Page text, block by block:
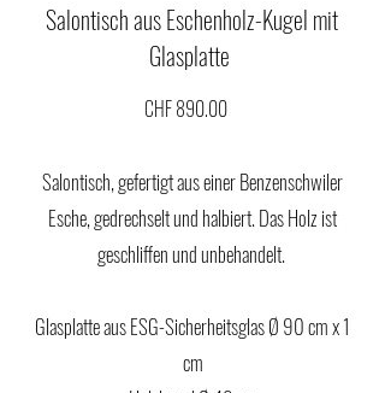
Salontisch aus Eschenholz-Kugel mit
Glasplatte
CHF 890.00
Salontisch, gefertigt aus einer Benzenschwiler
Esche, gedrechselt und halbiert. Das Holz ist
geschliffen und unbehandelt.
Glasplatte aus ESG-Sicherheitsglas Ø 90 cm x 1
cm